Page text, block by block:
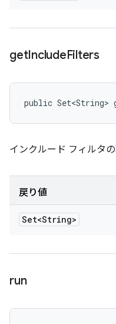
getIncludeFilters
public
インクルード フィルタ
戻り値
Set<String>
run